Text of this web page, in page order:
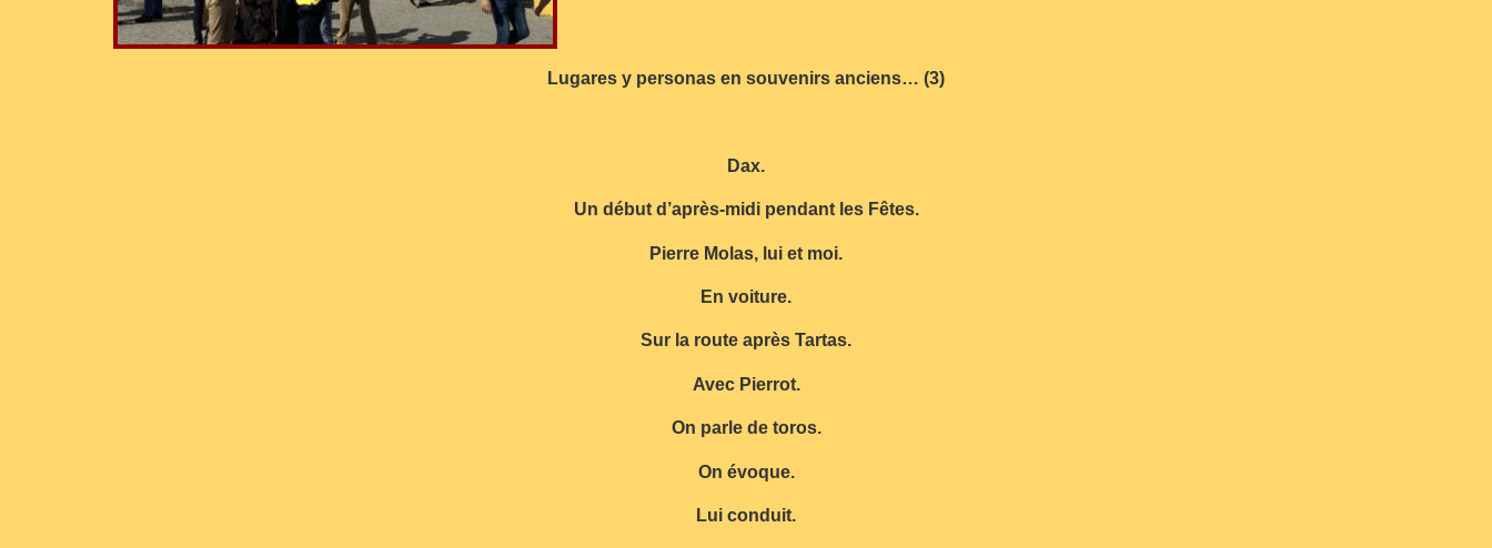
Lugares y personas en souvenirs anciens… (3)
Dax.
Un début d’après-midi pendant les Fêtes.
Pierre Molas, lui et moi.
En voiture.
Sur la route après Tartas.
Avec Pierrot.
On parle de toros.
On évoque.
Lui conduit.